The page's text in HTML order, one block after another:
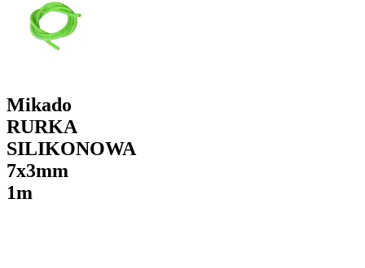
Mikado
RURKA
SILIKONOWA
7x3mm
1m